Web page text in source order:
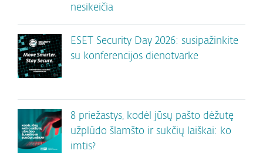
nesikeičia
ESET Security Day 2026: susipažinkite
su konferencijos dienotvarke
8 priežastys, kodėl jūsų pašto dėžutę
užplūdo šlamšto ir sukčių laiškai: ko
imtis?